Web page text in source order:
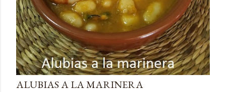
mayo 30, 2020
ALUBIAS A LA MARINERA